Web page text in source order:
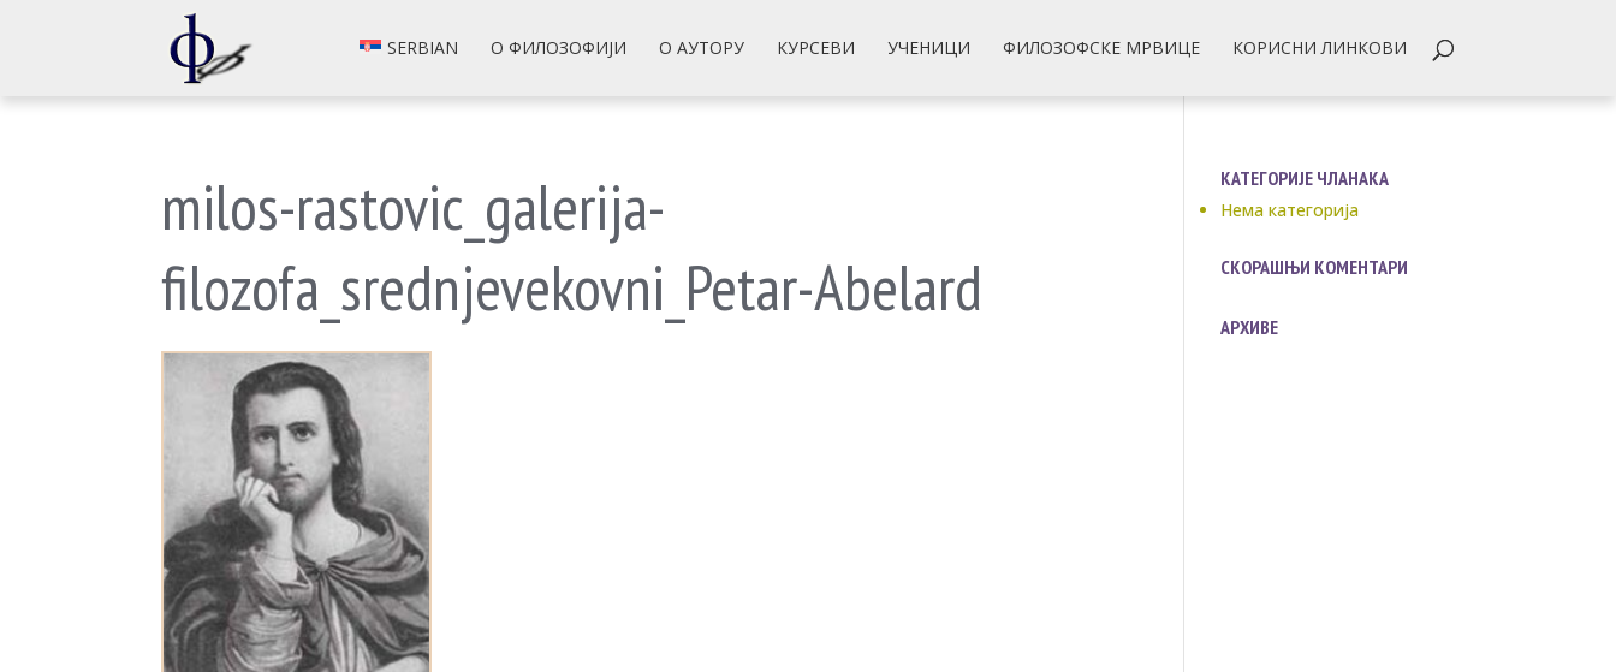
SERBIAN О ФИЛОЗОФИЈИ О АУТОРУ КУРСЕВИ УЧЕНИЦИ ФИЛОЗОФСКЕ МРВИЦЕ КОРИСНИ ЛИНКОВИ
milos-rastovic_galerija-
filozofa_srednjevekovni_Petar-Abelard
КАТЕГОРИЈЕ ЧЛАНАКА
Нема категорија
СКОРАШЊИ КОМЕНТАРИ
АРХИВЕ